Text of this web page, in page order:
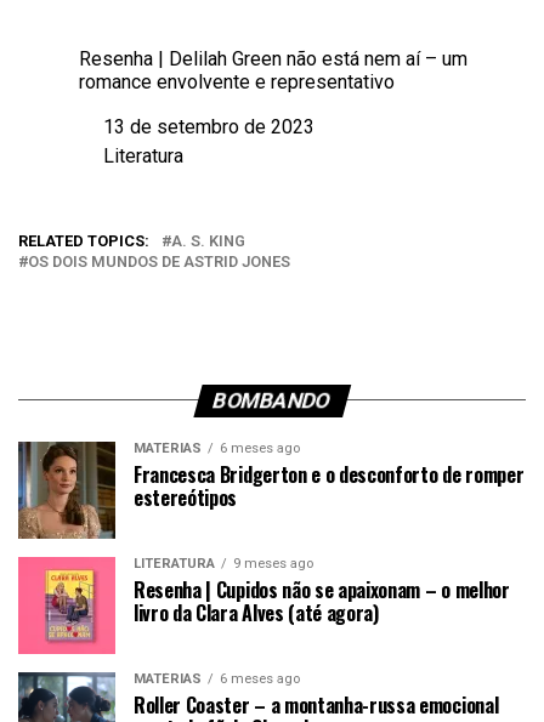
Resenha | Delilah Green não está nem aí – um
romance envolvente e representativo
Data13 de setembro de 2023
Em relação a
Literatura
RELATED TOPICS:
A. S. KING
OS DOIS MUNDOS DE ASTRID JONES
BOMBANDO
MATÉRIAS 6 meses ago
Francesca Bridgerton e o desconforto de romper
estereótipos
LITERATURA 9 meses ago
Resenha | Cupidos não se apaixonam – o melhor
livro da Clara Alves (até agora)
MATÉRIAS 6 meses ago
Roller Coaster – a montanha-russa emocional